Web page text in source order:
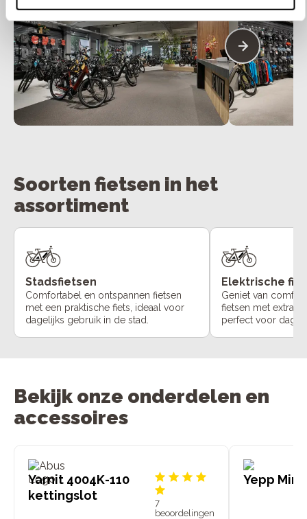
Soorten fietsen in het
assortiment
Stadsfietsen
Comfortabel en ontspannen fietsen
met een praktische fiets, ideaal voor
dagelijks gebruik in de stad.
Elektrische
Geniet van
fietsen met extra
perfect voor
Bekijk onze onderdelen en
accessoires
Yarnit 4004K-110
kettingslot
7
beoordelingen
Yepp